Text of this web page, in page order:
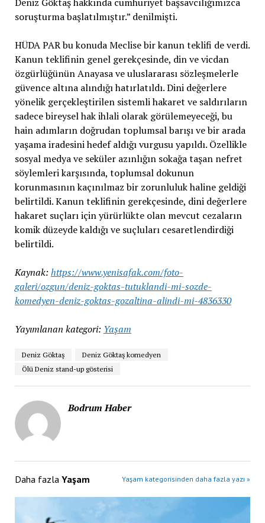
soruşturma başlatılmıştır.” denilmişti.
HÜDA PAR bu konuda Meclise bir kanun teklifi de verdi.
Kanun teklifinin genel gerekçesinde, din ve vicdan
özgürlüğünün Anayasa ve uluslararası sözleşmelerle
güvence altına alındığı hatırlatıldı. Dini değerlere
yönelik gerçekleştirilen sistemli hakaret ve saldırıların
sadece bireysel hak ihlali olarak görülemeyeceği, bu
hain adımların doğrudan toplumsal barışı ve bir arada
yaşama iradesini hedef aldığı vurgusu yapıldı. Özellikle
sosyal medya ve seküler azınlığın sokağa taşan nefret
söylemleri karşısında, toplumsal dokunun
korunmasının kaçınılmaz bir zorunluluk haline geldiği
belirtildi. Kanun teklifinin gerekçesinde, dini değerlere
hakaret suçları için yürürlükte olan mevcut cezaların
komik düzeyde kaldığı ve suçluları cesaretlendirdiği
belirtildi.
Kaynak: https://www.yenisafak.com/foto-
galeri/ozgun/deniz-goktas-tutuklandi-mi-sozde-
komedyen-deniz-goktas-gozaltina-alindi-mi-4836330
Yayımlanan kategori: Yaşam
Deniz Göktaş
Deniz Göktaş komedyen
Ölü Deniz stand-up gösterisi
Bodrum Haber
Daha fazla Yaşam Yaşam kategorisinden daha fazla yazı »